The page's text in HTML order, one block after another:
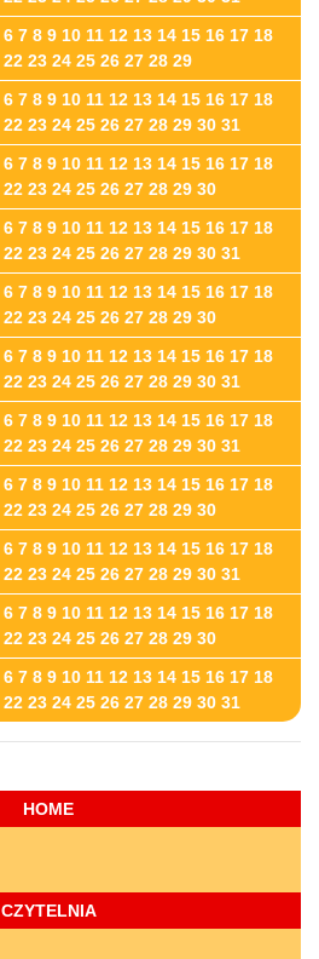
HOME
CZYTELNIA
6 7 8 9 10 11 12 13 14 15 16 17 18
22 23 24 25 26 27 28 29
6 7 8 9 10 11 12 13 14 15 16 17 18
22 23 24 25 26 27 28 29 30 31
6 7 8 9 10 11 12 13 14 15 16 17 18
22 23 24 25 26 27 28 29 30
6 7 8 9 10 11 12 13 14 15 16 17 18
22 23 24 25 26 27 28 29 30 31
6 7 8 9 10 11 12 13 14 15 16 17 18
22 23 24 25 26 27 28 29 30
6 7 8 9 10 11 12 13 14 15 16 17 18
22 23 24 25 26 27 28 29 30 31
6 7 8 9 10 11 12 13 14 15 16 17 18
22 23 24 25 26 27 28 29 30 31
6 7 8 9 10 11 12 13 14 15 16 17 18
22 23 24 25 26 27 28 29 30
6 7 8 9 10 11 12 13 14 15 16 17 18
22 23 24 25 26 27 28 29 30 31
6 7 8 9 10 11 12 13 14 15 16 17 18
22 23 24 25 26 27 28 29 30
6 7 8 9 10 11 12 13 14 15 16 17 18
22 23 24 25 26 27 28 29 30 31